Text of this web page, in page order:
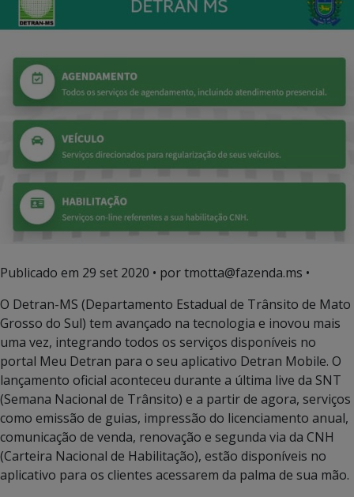
Publicado em 29 set 2020 • por tmotta@fazenda.ms •
O Detran-MS (Departamento Estadual de Trânsito de Mato
Grosso do Sul) tem avançado na tecnologia e inovou mais
uma vez, integrando todos os serviços disponíveis no
portal Meu Detran para o seu aplicativo Detran Mobile. O
lançamento oficial aconteceu durante a última live da SNT
(Semana Nacional de Trânsito) e a partir de agora, serviços
como emissão de guias, impressão do licenciamento anual,
comunicação de venda, renovação e segunda via da CNH
(Carteira Nacional de Habilitação), estão disponíveis no
aplicativo para os clientes acessarem da palma de sua mão.